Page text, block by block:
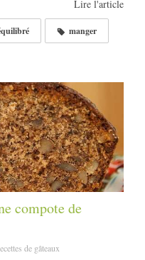
Lire l'article
manger
compote de
de gâteaux